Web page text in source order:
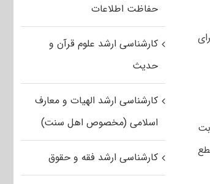
حفاظت اطلاعات
کارشناسی ارشد علوم قرآن و
حدیث
کارشناسی ارشد الهیات و معارف
اسلامی (مخصوص اهل سنت)
کارشناسی ارشد فقه و حقوق